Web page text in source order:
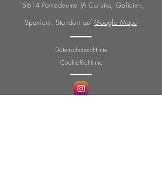
15614 Pontedeume (A Coruña, Galicien,
Spanien). Standort aufGoogle Maps
Datenschutzrichtlinie
Cookie-Richtlinie